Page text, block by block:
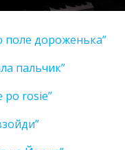
поле дороженька”
пальчик”
po rosie”